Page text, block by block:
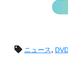
投ニュース,